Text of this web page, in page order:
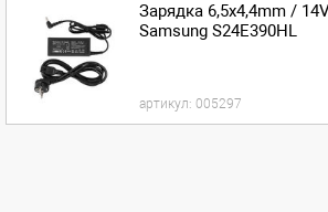
Зарядка 6,5x4,4mm /
Samsung S24E390HL
артикул: 005297